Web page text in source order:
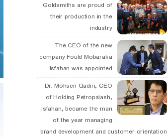
Goldsmiths are proud of
their production in the
industry
The CEO of the new
company Fould Mobaraka
Isfahan was appointed
Dr. Mohsen Qadiri, CEO
of Holding Petropalash,
Isfahan, became the man
of the year managing
brand development and customer orientation